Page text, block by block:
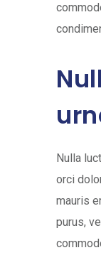
Nulla
orci
mauris
purus,